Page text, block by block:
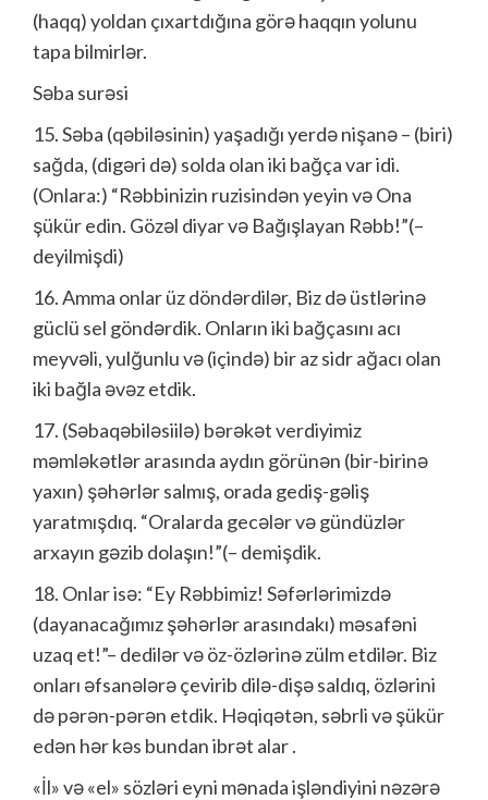
(haqq) yoldan çıxartdığına görə haqqın yolunu
tapa bilmirlər.
Səba surəsi
15. Səba (qəbiləsinin) yaşadığı yerdə nişanə – (biri)
sağda, (digəri də) solda olan iki bağça var idi.
(Onlara:) “Rəbbinizin ruzisindən yeyin və Ona
şükür edin. Gözəl diyar və Bağışlayan Rəbb!”(–
deyilmişdi)
16. Amma onlar üz döndərdilər, Biz də üstlərinə
güclü sel göndərdik. Onların iki bağçasını acı
meyvəli, yulğunlu və (içində) bir az sidr ağacı olan
iki bağla əvəz etdik.
17. (Səbaqəbiləsiilə) bərəkət verdiyimiz
məmləkətlər arasında aydın görünən (bir-birinə
yaxın) şəhərlər salmış, orada gediş-gəliş
yaratmışdıq. “Oralarda gecələr və gündüzlər
arxayın gəzib dolaşın!”(– demişdik.
18. Onlar isə: “Ey Rəbbimiz! Səfərlərimizdə
(dayanacağımız şəhərlər arasındakı) məsafəni
uzaq et!”– dedilər və öz-özlərinə zülm etdilər. Biz
onları əfsanələrə çevirib dilə-dişə saldıq, özlərini
də pərən-pərən etdik. Həqiqətən, səbrli və şükür
edən hər kəs bundan ibrət alar .
«İl» və «el» sözləri eyni mənada işləndiyini nəzərə